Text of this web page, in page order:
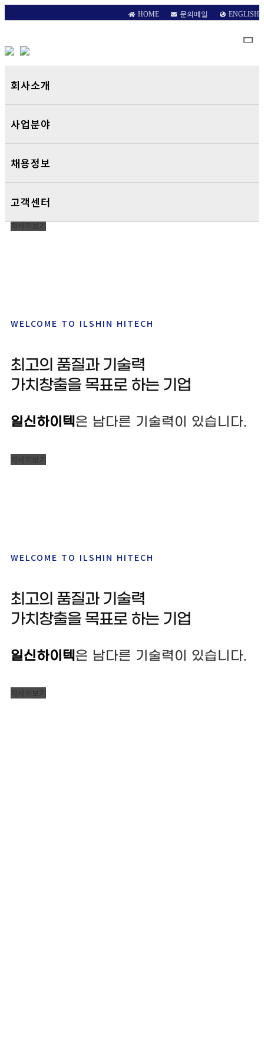
HOME 문의메일 ENGLISH
회사소개
사업분야
채용정보
고객센터
WELCOME TO ILSHIN HITECH
최고의 품질과 기술력
자세히보기
WELCOME TO ILSHIN HITECH
최고의 품질과 기술력
가치창출을 목표로 하는 기업
일신하이텍은 남다른 기술력이 있습니다.
자세히보기
WELCOME TO ILSHIN HITECH
최고의 품질과 기술력
가치창출을 목표로 하는 기업
일신하이텍은 남다른 기술력이 있습니다.
자세히보기